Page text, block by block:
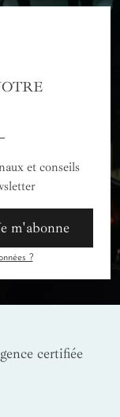
et conseils
m'abonne
?
certifiée